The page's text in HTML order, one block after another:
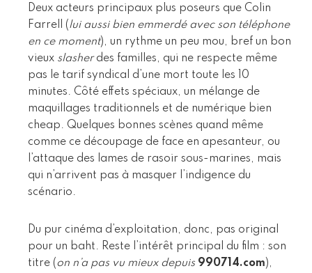
Deux acteurs principaux plus poseurs que Colin
Farrell (lui aussi bien emmerdé avec son téléphone
en ce moment), un rythme un peu mou, bref un bon
vieux slasherdes familles, qui ne respecte même
pas le tarif syndical d’une mort toute les 10
minutes. Côté effets spéciaux, un mélange de
maquillages traditionnels et de numérique bien
cheap. Quelques bonnes scènes quand même
comme ce découpage de face en apesanteur, ou
l’attaque des lames de rasoir sous-marines, mais
qui n’arrivent pas à masquer l’indigence du
scénario.
Du pur cinéma d’exploitation, donc, pas original
pour un baht. Reste l’intérêt principal du film : son
titre (on n’a pas vu mieux depuis 990714.com),